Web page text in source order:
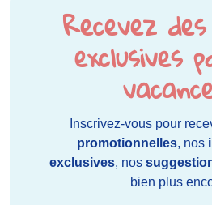
Recevez
exclusives
Inscrivez-vous pour
promotionnelles, nos
exclusives, nos
bien plus